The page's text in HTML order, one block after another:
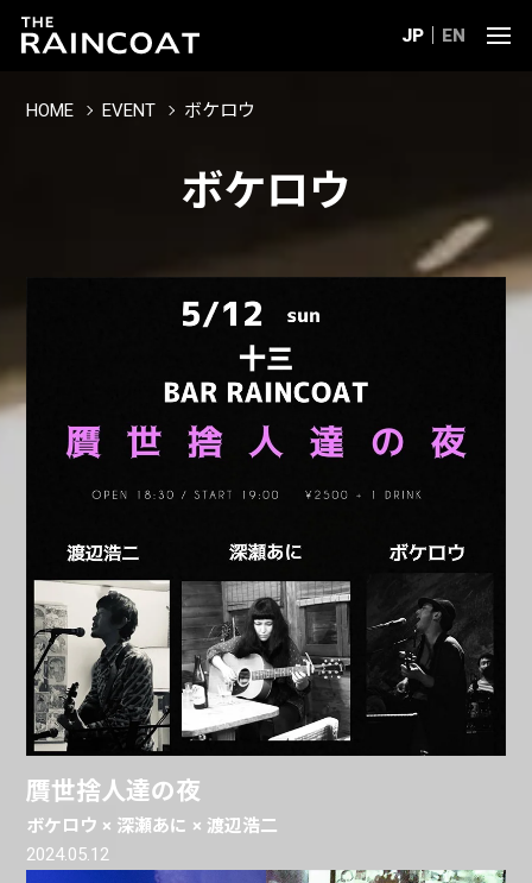
JP EN
HOME EVENT ボケロウ
ボケロウ
贋世捨人達の夜
ボケロウ × 深瀬あに × 渡辺浩二
2024.05.12